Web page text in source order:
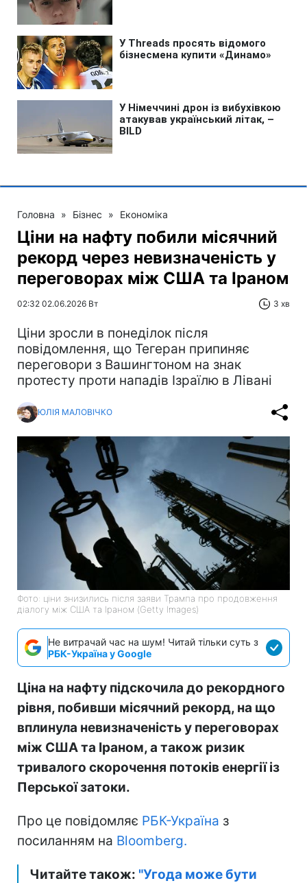
Головна » Бізнес » Економіка
Ціни на нафту побили місячний
рекорд через невизначеність у
переговорах між США та Іраном
02:32 02.06.2026 Вт 3 хв
Ціни зросли в понеділок після
повідомлення, що Тегеран припиняє
переговори з Вашингтоном на знак
протесту проти нападів Ізраїлю в Лівані
ЮЛІЯ МАЛОВІЧКО
Фото: ціни знизились після заяви Трампа про продовження
діалогу між США та Іраном (Getty Images)
Не витрачай час на шум! Читай тільки суть з
РБК-Україна у Google
Ціна на нафту підскочила до рекордного
рівня, побивши місячний рекорд, на що
вплинула невизначеність у переговорах
між США та Іраном, а також ризик
тривалого скорочення потоків енергії із
Перської затоки.
Про це повідомляє РБК-Україна з
посиланням на Bloomberg.
Читайте також: "Угода може бути